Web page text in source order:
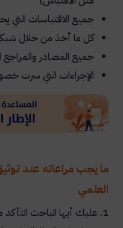
جميع الاقتباسات التي
كل ما أخذ من خلال
جميع المصادر والمراجع
الإجراءات التي سرت
ما يجب مراعاته عند
العلمي
1. عليك أيها الباحث